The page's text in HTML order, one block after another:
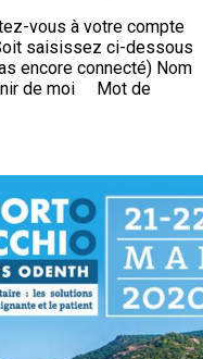
vous à votre compte
saisissez ci-dessous
encore connecté) Nom
de moi Mot de